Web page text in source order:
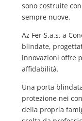
sono costruite
sempre nuove.
Az Fer S.a.s. a
blindate,
innovazioni offre
affidabilità.
Una porta
protezione nei
della propria